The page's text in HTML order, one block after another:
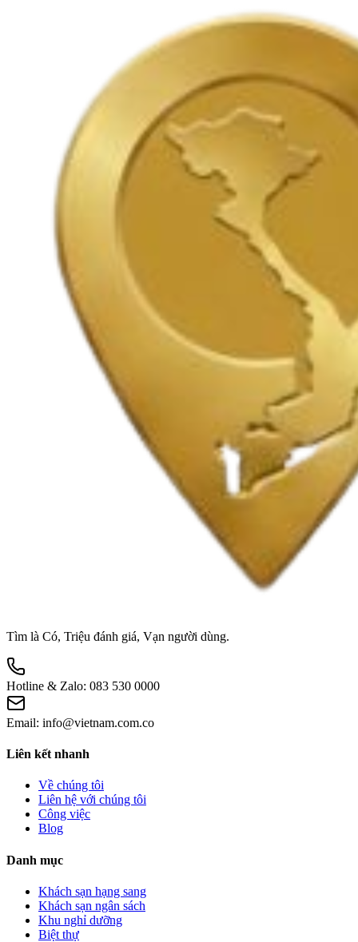
Tìm là Có, Triệu đánh giá, Vạn người dùng.
Hotline & Zalo: 083 530 0000
Email: info@vietnam.com.co
Liên kết nhanh
Về chúng tôi
Liên hệ với chúng tôi
Công việc
Blog
Danh mục
Khách sạn hạng sang
Khách sạn ngân sách
Khu nghỉ dưỡng
Biệt thự